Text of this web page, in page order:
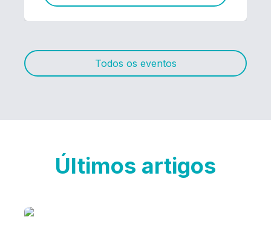
Todos os eventos
Últimos artigos